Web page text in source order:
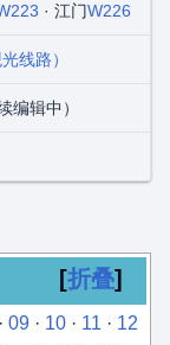
· 江门W226
线路）
编辑中）
折叠
· 09 · 10 · 11 · 12